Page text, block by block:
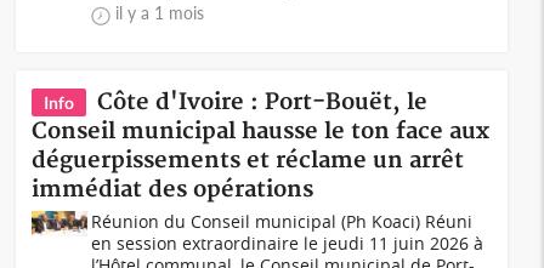
il y a 1 mois
Info
Côte d'Ivoire : Port-Bouët, le
Conseil municipal hausse le ton face aux
déguerpissements et réclame un arrêt
immédiat des opérations
Réunion du Conseil municipal (Ph Koaci) Réuni
en session extraordinaire le jeudi 11 juin 2026 à